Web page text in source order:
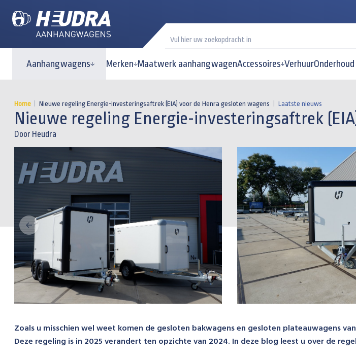
Aanhangwagens Merken Maatwerk aanhangwagenAccessoires VerhuurOnderhoud
Home Nieuwe regeling Energie-investeringsaftrek (EIA) voor de Henra gesloten wagens Laatste nieuws
Nieuwe regeling Energie-investeringsaftrek
Door Heudra
Zoals u misschien wel weet komen de gesloten bakwagens en gesloten plateauwagens
Deze regeling is in 2025 verandert ten opzichte van 2024. In deze blog leest u over de